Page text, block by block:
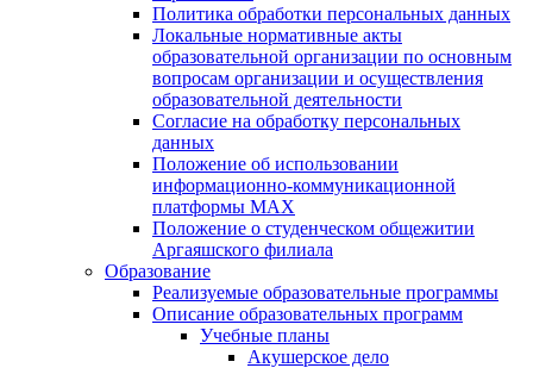
Политика обработки персональных данных
Локальные нормативные акты
образовательной организации по основным
вопросам организации и осуществления
образовательной деятельности
Согласие на обработку персональных
данных
Положение об использовании
информационно-коммуникационной
платформы MAX
Положение о студенческом общежитии
Аргаяшского филиала
Образование
Реализуемые образовательные программы
Описание образовательных программ
Учебные планы
Акушерское дело